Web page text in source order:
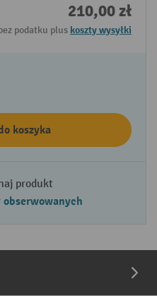
210,00 zł
podatku plus koszty wysyłki
koszyka
produkt